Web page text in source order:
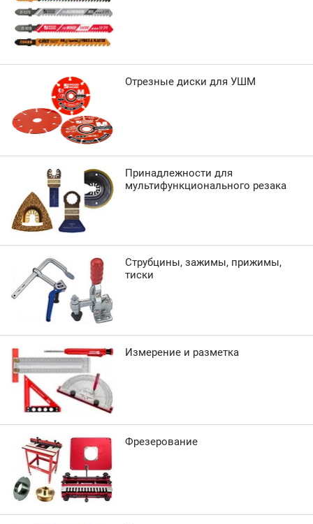
Отрезные диски для УШМ
Принадлежности для
мультифункционального резака
Струбцины, зажимы, прижимы,
тиски
Измерение и разметка
Фрезерование